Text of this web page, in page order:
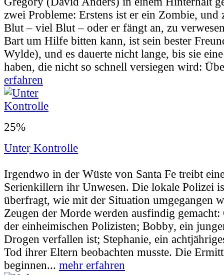
zwei Probleme: Erstens ist er ein Zombie, und
Blut – viel Blut – oder er fängt an, zu
Bart um Hilfe bitten kann, ist sein bester
Wylde), und es dauerte nicht lange, bis sie
haben, die nicht so schnell versiegen wird:
erfahren
25%
Unter Kontrolle
Userbewertung:
Irgendwo in der Wüste von Santa Fe treibt
Serienkillern ihr Unwesen. Die lokale Polizei
überfragt, wie mit der Situation umgegangen
Zeugen der Morde werden ausfindig
der einheimischen Polizisten; Bobby, ein
Drogen verfallen ist; Stephanie, ein
Tod ihrer Eltern beobachten musste. Die
beginnen... mehr erfahren